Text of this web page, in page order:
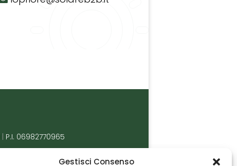
Gestisci Consenso
P.I. 06982770965